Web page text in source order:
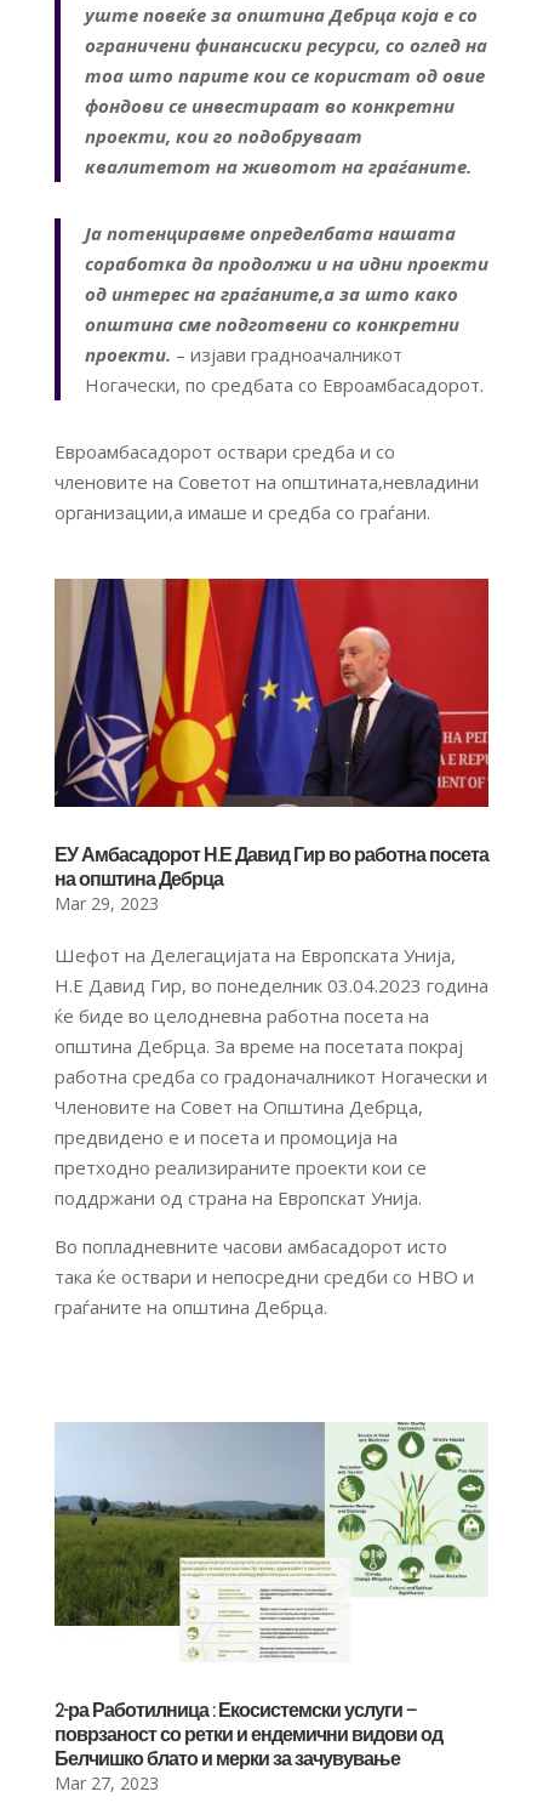
уште повеќе за општина Дебрца која е со
ограничени финансиски ресурси, со оглед на
тоа што парите кои се користат од овие
фондови се инвестираат во конкретни
проекти, кои го подобруваат
квалитетот на животот на граѓаните.
Ја потенциравме определбата нашата
соработка да продолжи и на идни проекти
од интерес на граѓаните,а за што како
општина сме подготвени со конкретни
проекти. – изјави градноачалникот
Ногачески, по средбата со Евроамбасадорот.
Евроамбасадорот оствари средба и со
членовите на Советот на општината,невладини
организации,а имаше и средба со граѓани.
ЕУ Амбасадорот Н.Е Давид Гир во работна посета
на општина Дебрца
Mar 29, 2023
Шефот на Делегацијата на Европската Унија,
Н.Е Давид Гир, во понеделник 03.04.2023 година
ќе биде во целодневна работна посета на
општина Дебрца. За време на посетата покрај
работна средба со градоначалникот Ногачески и
Членовите на Совет на Општина Дебрца,
предвидено е и посета и промоција на
претходно реализираните проекти кои се
поддржани од страна на Европскат Унија.
Во попладневните часови амбасадорот исто
така ќе оствари и непосредни средби со НВО и
граѓаните на општина Дебрца.
2-ра Работилница : Екосистемски услуги –
поврзаност со ретки и ендемични видови од
Белчишко блато и мерки за зачувување
Mar 27, 2023